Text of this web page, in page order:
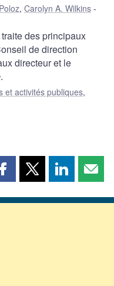
, Carolyn A. Wilkins
des principaux
de direction
directeur et le
.
et activités publiques,
Partager
page
Partager
page
Partager
page page